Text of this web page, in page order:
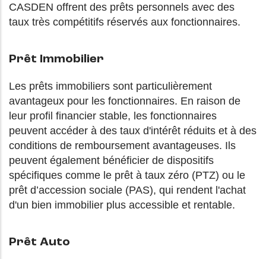
CASDEN offrent des prêts personnels avec des
taux très compétitifs réservés aux fonctionnaires.
Prêt Immobilier
Les prêts immobiliers sont particulièrement
avantageux pour les fonctionnaires. En raison de
leur profil financier stable, les fonctionnaires
peuvent accéder à des taux d'intérêt réduits et à des
conditions de remboursement avantageuses. Ils
peuvent également bénéficier de dispositifs
spécifiques comme le prêt à taux zéro (PTZ) ou le
prêt d’accession sociale (PAS), qui rendent l'achat
d'un bien immobilier plus accessible et rentable.
Prêt Auto